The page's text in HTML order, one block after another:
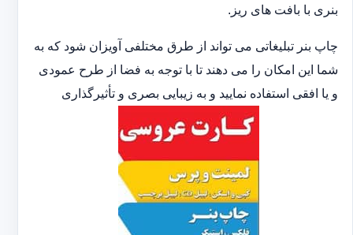
بنری با بافت های ریز.
چاپ بنر تبلیغاتی می تواند از طرق مختلفی آویزان شود که به
شما این امکان را می دهند تا با توجه به فضا از طرح عمودی
و یا افقی استفاده نمایید و به زیبایی بصری و تأثیرگذاری